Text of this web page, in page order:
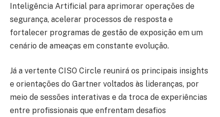
Inteligência Artificial para aprimorar operações de
segurança, acelerar processos de resposta e
fortalecer programas de gestão de exposição em um
cenário de ameaças em constante evolução.
Já a vertente CISO Circle reunirá os principais insights
e orientações do Gartner voltados às lideranças, por
meio de sessões interativas e da troca de experiências
entre profissionais que enfrentam desafios